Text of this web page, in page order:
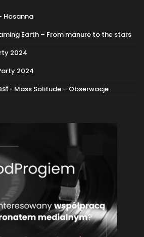
Hosanna
Earth – From manure to the stars
2024
2024
- Mass Solitude – Obserwacje